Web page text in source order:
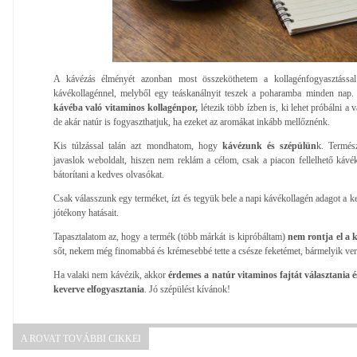
A kávézás élményét azonban most összeköthetem a
kávékollagénnel, melyből egy teáskanálnyit teszek a poharamba minden
kávéba való vitaminos kollagénpor, létezik több ízben is, ki lehet próbálni a
de akár natúr is fogyaszthatjuk, ha ezeket az aromákat inkább mellőznénk.
Kis túlzással talán azt mondhatom, hogykávézunk és szépülünk.
javaslok weboldalt, hiszen nem reklám a célom, csak a piacon fellelhető
bátorítani a kedves olvasókat.
Csak válasszunk egy terméket, ízt és tegyük bele a napi kávékollagén adagot a
jótékony hatásait.
Tapasztalatom az, hogy a termék (több márkát is kipróbáltam)nem rontja el a
sőt, nekem még finomabbá és krémesebbé tette a csésze feketémet, bármelyik
Ha valaki nem kávézik, akkorérdemes a natúr vitaminos fajtát választania
keverve elfogyasztania . Jó szépülést kívánok!
A ROVAT TOVÁBBI CIKKEI